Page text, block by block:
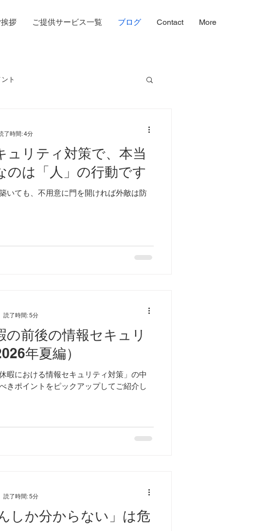
挨拶 ご提供サービス一覧 ブログ Contact More
ト
ュリティ対策で、本当
のは「人」の行動です
いても、不用意に門を開ければ外敵は防
了時間: 4分
の前後の情報セキュリ
年夏編）
暇における情報セキュリティ対策」の中
きポイントをピックアップしてご紹介し
読了時間: 5分
しか分からない」は危
読了時間: 5分